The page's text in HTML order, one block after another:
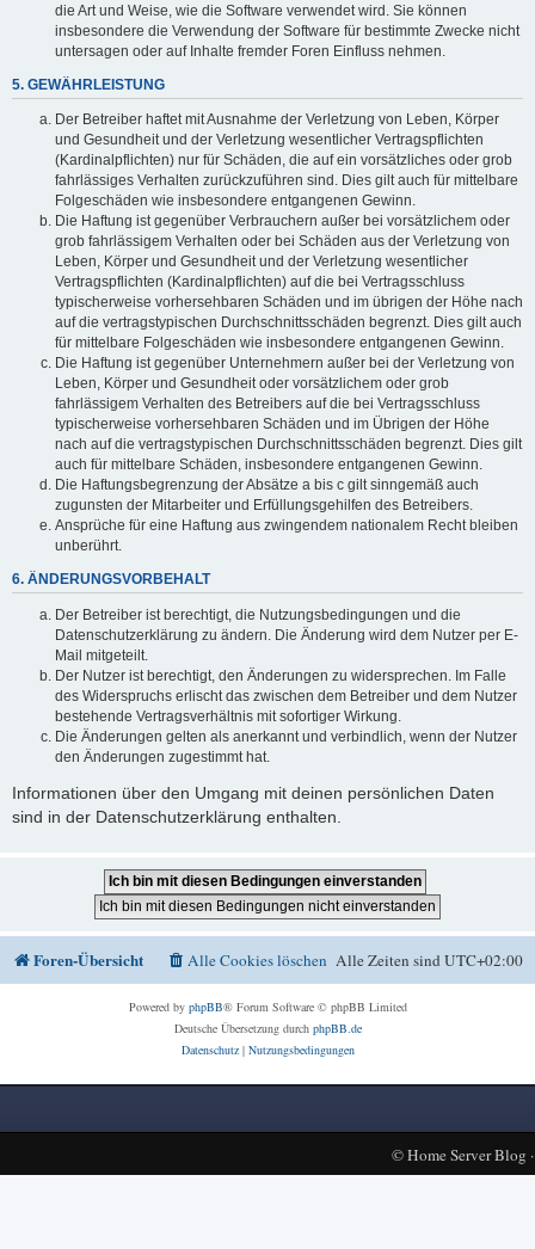
die Art und Weise, wie die Software verwendet wird. Sie können
insbesondere die Verwendung der Software für bestimmte Zwecke nicht
untersagen oder auf Inhalte fremder Foren Einfluss nehmen.
5. GEWÄHRLEISTUNG
Der Betreiber haftet mit Ausnahme der Verletzung von Leben, Körper
und Gesundheit und der Verletzung wesentlicher Vertragspflichten
(Kardinalpflichten) nur für Schäden, die auf ein vorsätzliches oder grob
fahrlässiges Verhalten zurückzuführen sind. Dies gilt auch für mittelbare
Folgeschäden wie insbesondere entgangenen Gewinn.
Die Haftung ist gegenüber Verbrauchern außer bei vorsätzlichem oder
grob fahrlässigem Verhalten oder bei Schäden aus der Verletzung von
Leben, Körper und Gesundheit und der Verletzung wesentlicher
Vertragspflichten (Kardinalpflichten) auf die bei Vertragsschluss
typischerweise vorhersehbaren Schäden und im übrigen der Höhe nach
auf die vertragstypischen Durchschnittsschäden begrenzt. Dies gilt auch
für mittelbare Folgeschäden wie insbesondere entgangenen Gewinn.
Die Haftung ist gegenüber Unternehmern außer bei der Verletzung von
Leben, Körper und Gesundheit oder vorsätzlichem oder grob
fahrlässigem Verhalten des Betreibers auf die bei Vertragsschluss
typischerweise vorhersehbaren Schäden und im Übrigen der Höhe
nach auf die vertragstypischen Durchschnittsschäden begrenzt. Dies gilt
auch für mittelbare Schäden, insbesondere entgangenen Gewinn.
Die Haftungsbegrenzung der Absätze a bis c gilt sinngemäß auch
zugunsten der Mitarbeiter und Erfüllungsgehilfen des Betreibers.
Ansprüche für eine Haftung aus zwingendem nationalem Recht bleiben
unberührt.
6. ÄNDERUNGSVORBEHALT
Der Betreiber ist berechtigt, die Nutzungsbedingungen und die
Datenschutzerklärung zu ändern. Die Änderung wird dem Nutzer per E-
Mail mitgeteilt.
Der Nutzer ist berechtigt, den Änderungen zu widersprechen. Im Falle
des Widerspruchs erlischt das zwischen dem Betreiber und dem Nutzer
bestehende Vertragsverhältnis mit sofortiger Wirkung.
Die Änderungen gelten als anerkannt und verbindlich, wenn der Nutzer
den Änderungen zugestimmt hat.
Informationen über den Umgang mit deinen persönlichen Daten
sind in der Datenschutzerklärung enthalten.
Foren-Übersicht Alle Zeiten sindUTC+02:00
Alle Cookies löschen
Powered by phpBB® Forum Software © phpBB Limited
Deutsche Übersetzung durch phpBB.de
Datenschutz| Nutzungsbedingungen
©Home Server Blog